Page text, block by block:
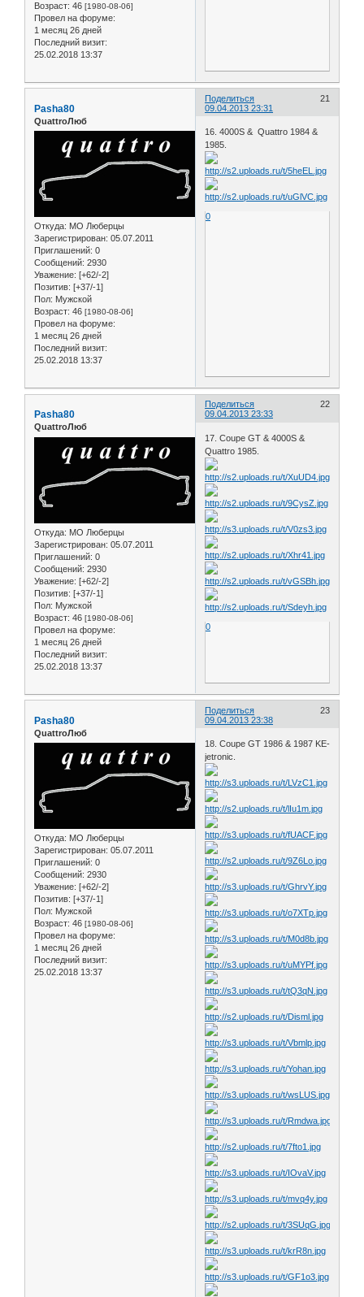
Возраст: 46 [1980-08-06]
Провел на форуме:
1 месяц 26 дней
Последний визит:
25.02.2018 13:37
Поделиться
21
09.04.2013 23:31
Pasha80
QuattroЛюб
Откуда: МО Люберцы
Зарегистрирован: 05.07.2011
Приглашений: 0
Сообщений: 2930
Уважение: [+62/-2]
Позитив: [+37/-1]
Пол: Мужской
Возраст: 46 [1980-08-06]
Провел на форуме:
1 месяц 26 дней
Последний визит:
25.02.2018 13:37
16. 4000S & Quattro 1984 &
1985.
0
Поделиться
22
09.04.2013 23:33
Pasha80
QuattroЛюб
Откуда: МО Люберцы
Зарегистрирован: 05.07.2011
Приглашений: 0
Сообщений: 2930
Уважение: [+62/-2]
Позитив: [+37/-1]
Пол: Мужской
Возраст: 46 [1980-08-06]
Провел на форуме:
1 месяц 26 дней
Последний визит:
25.02.2018 13:37
17. Coupe GT & 4000S &
Quattro 1985.
0
Поделиться
23
09.04.2013 23:38
Pasha80
QuattroЛюб
Откуда: МО Люберцы
Зарегистрирован: 05.07.2011
Приглашений: 0
Сообщений: 2930
Уважение: [+62/-2]
Позитив: [+37/-1]
Пол: Мужской
Возраст: 46 [1980-08-06]
Провел на форуме:
1 месяц 26 дней
Последний визит:
25.02.2018 13:37
18. Coupe GT 1986 & 1987 KE-
jetronic.